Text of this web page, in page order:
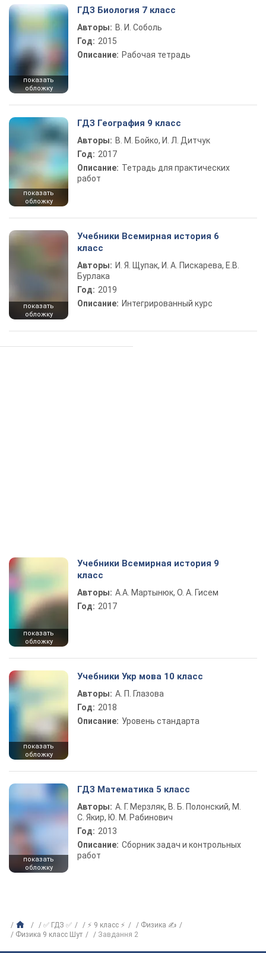
показать
обложку
ГДЗ Биология 7 класс
Авторы: В. И. Соболь
Год: 2015
Описание: Рабочая тетрадь
показать
обложку
ГДЗ География 9 класс
Авторы: В. М. Бойко, И. Л. Дитчук
Год: 2017
Описание: Тетрадь для практических
работ
показать
обложку
Учебники Всемирная история 6
класс
Авторы: И. Я. Щупак, И. А. Пискарева, Е.В.
Бурлака
Год: 2019
Описание: Интегрированный курс
показать
обложку
Учебники Всемирная история 9
класс
Авторы: А.А. Мартынюк, О. А. Гисем
Год: 2017
показать
обложку
Учебники Укр мова 10 класс
Авторы: А. П. Глазова
Год: 2018
Описание: Уровень стандарта
показать
обложку
ГДЗ Математика 5 класс
Авторы: А. Г. Мерзляк, В. Б. Полонский, М.
С. Якир, Ю. М. Рабинович
Год: 2013
Описание: Сборник задач и контрольных
работ
✅ ГДЗ ✅ ⚡ 9 класс ⚡
Физика ✍
Физика 9 класс Шут
Завдання 2